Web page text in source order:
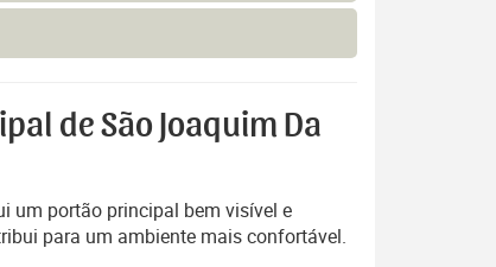
de São Joaquim Da
um portão principal bem visível e
para um ambiente mais confortável.